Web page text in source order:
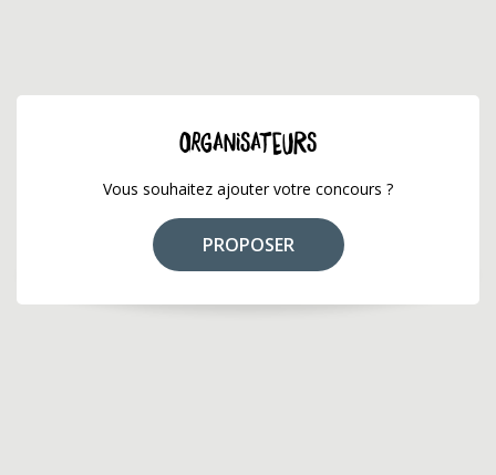
ORGANISATEURS
Vous souhaitez ajouter votre concours ?
PROPOSER